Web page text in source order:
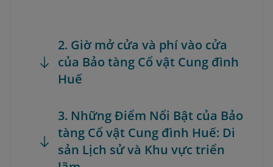
2. Giờ mở cửa và phí vào cửa
của Bảo tàng Cổ vật Cung đình
Huế
3. Những Điểm Nổi Bật của Bảo
tàng Cổ vật Cung đình Huế: Di
sản Lịch sử và Khu vực triển